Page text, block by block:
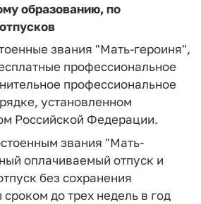
образованию, по
звания "Мать-героиня",
профессиональное
профессиональное
установленном
Российской Федерации.
звания "Мать-
оплачиваемый отпуск и
без сохранения
до трех недель в год